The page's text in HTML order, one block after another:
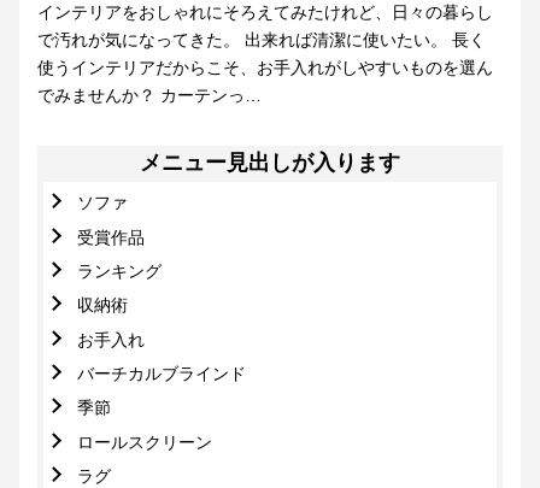
インテリアをおしゃれにそろえてみたけれど、日々の暮らし
で汚れが気になってきた。 出来れば清潔に使いたい。 長く
使うインテリアだからこそ、お手入れがしやすいものを選ん
でみませんか？ カーテンっ…
メニュー見出しが入ります
ソファ
受賞作品
ランキング
収納術
お手入れ
バーチカルブラインド
季節
ロールスクリーン
ラグ